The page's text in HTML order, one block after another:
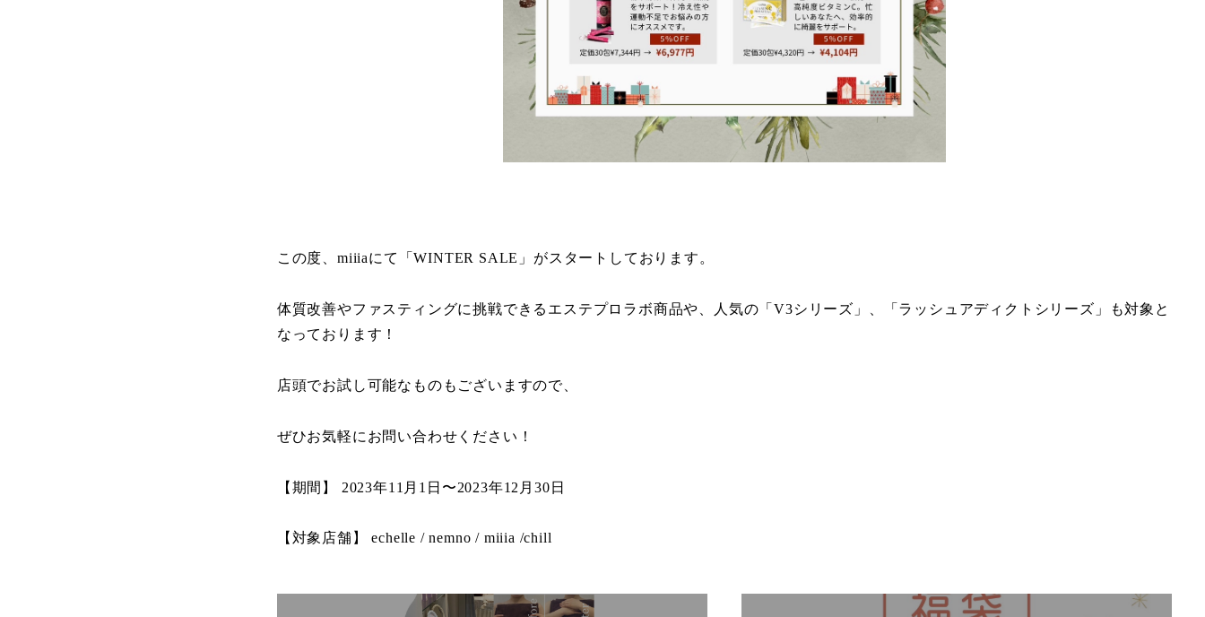
この度、miiiaにて「WINTER SALE」がスタートしております。
体質改善やファスティングに挑戦できるエステプロラボ商品や、人気の「V3シリーズ」、「ラッシュアディクトシリーズ」も対象と
なっております！
店頭でお試し可能なものもございますので、
ぜひお気軽にお問い合わせください！
【期間】 2023年11月1日〜2023年12月30日
【対象店舗】 echelle / nemno / miiia /chill